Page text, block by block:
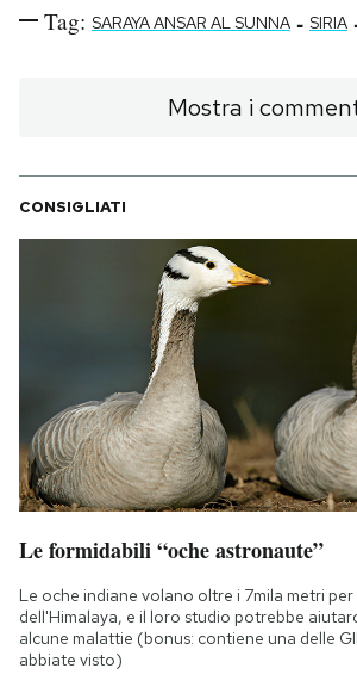
Tag: SARAYA ANSAR AL SUNNA - SIRIA
Mostra i
CONSIGLIATI
Le formidabili “oche astronaute”
Le oche indiane volano oltre i 7mila metri per
dell'Himalaya, e il loro studio potrebbe
alcune malattie (bonus: contiene una delle
abbiate visto)